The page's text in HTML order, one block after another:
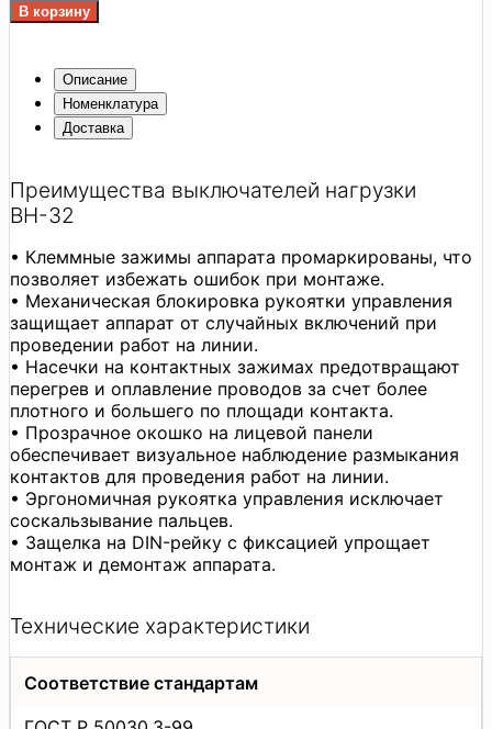
Описание
Номенклатура
Доставка
Преимущества выключателей нагрузки
ВН-32
• Клеммные зажимы аппарата промаркированы, что
позволяет избежать ошибок при монтаже.
• Механическая блокировка рукоятки управления
защищает аппарат от случайных включений при
проведении работ на линии.
• Насечки на контактных зажимах предотвращают
перегрев и оплавление проводов за счет более
плотного и большего по площади контакта.
• Прозрачное окошко на лицевой панели
обеспечивает визуальное наблюдение размыкания
контактов для проведения работ на линии.
• Эргономичная рукоятка управления исключает
соскальзывание пальцев.
• Защелка на DIN-рейку с фиксацией упрощает
монтаж и демонтаж аппарата.
Технические характеристики
Соответствие стандартам